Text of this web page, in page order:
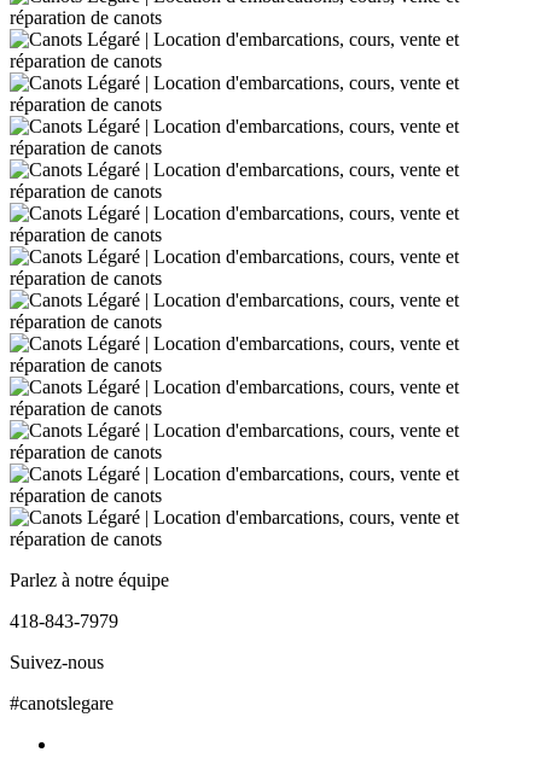
Parlez à notre équipe
418-843-7979
Suivez-nous
#canotslegare